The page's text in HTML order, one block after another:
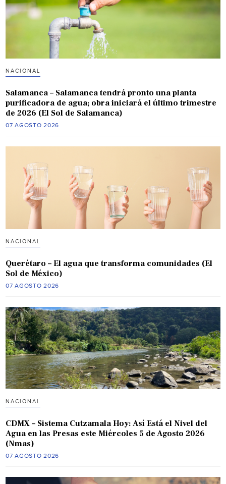
NACIONAL
Salamanca – Salamanca tendrá pronto una planta
purificadora de agua; obra iniciará el último trimestre
de 2026 (El Sol de Salamanca)
07 AGOSTO 2026
NACIONAL
Querétaro – El agua que transforma comunidades (El
Sol de México)
07 AGOSTO 2026
NACIONAL
CDMX – Sistema Cutzamala Hoy: Así Está el Nivel del
Agua en las Presas este Miércoles 5 de Agosto 2026
(Nmas)
07 AGOSTO 2026